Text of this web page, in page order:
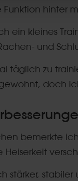
hinter
ein kleines
und
täglich zu
doch
bemerkte
stärker,